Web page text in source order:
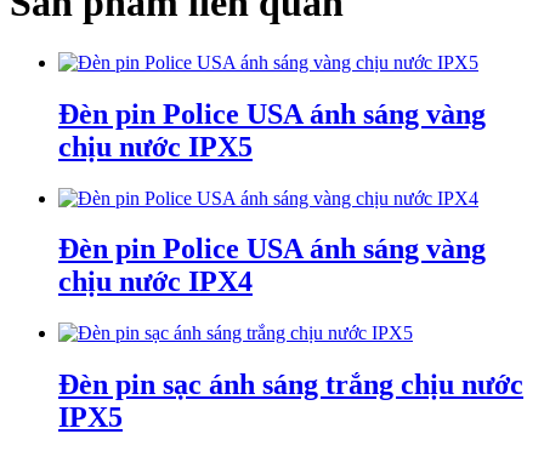
Đèn pin Police USA ánh sáng vàng
chịu nước IPX5
Đèn pin Police USA ánh sáng vàng
chịu nước IPX4
Đèn pin sạc ánh sáng trắng chịu nước
IPX5